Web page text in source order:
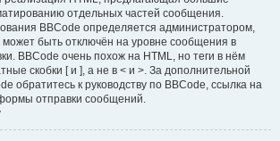
отдельных частей сообщения.
BBCode определяется администратором,
может быть отключён на уровне сообщения в
BBCode очень похож на HTML, но теги в нём
скобки [ и ], а не в < и >. За дополнительной
обратитесь к руководству по BBCode, ссылка на
отправки сообщений.